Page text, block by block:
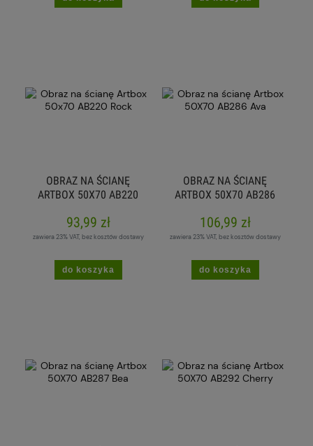
OBRAZ NA ŚCIANĘ
ARTBOX 50X70 AB220
93,99 zł
zawiera 23% VAT, bez kosztów dostawy
do koszyka
OBRAZ NA ŚCIANĘ
ARTBOX 50X70 AB286
106,99 zł
zawiera 23% VAT, bez kosztów dostawy
do koszyka